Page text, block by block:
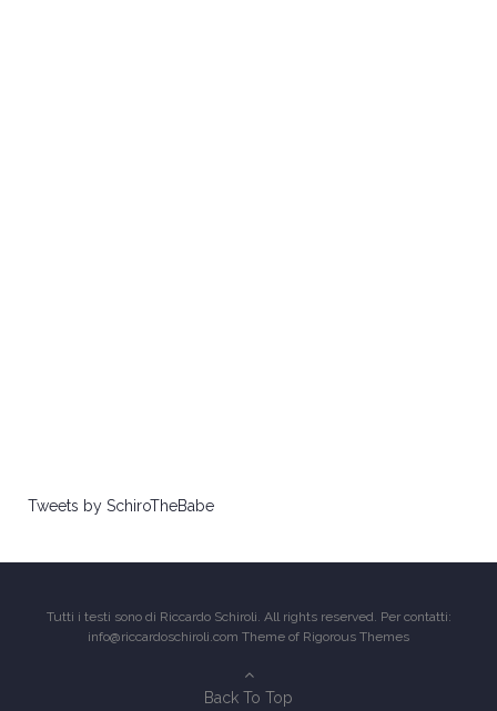
Tweets by SchiroTheBabe
Tutti i testi sono di Riccardo Schiroli. All rights reserved. Per contatti:
info@riccardoschiroli.com Theme of Rigorous Themes
Back To Top